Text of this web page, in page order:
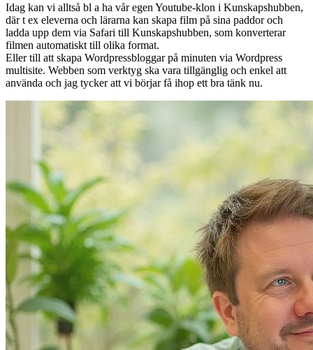
Idag kan vi alltså bl a ha vår egen Youtube-klon i Kunskapshubben,
där t ex eleverna och lärarna kan skapa film på sina paddor och
ladda upp dem via Safari till Kunskapshubben, som konverterar
filmen automatiskt till olika format.
Eller till att skapa Wordpressbloggar på minuten via Wordpress
multisite. Webben som verktyg ska vara tillgänglig och enkel att
använda och jag tycker att vi börjar få ihop ett bra tänk nu.